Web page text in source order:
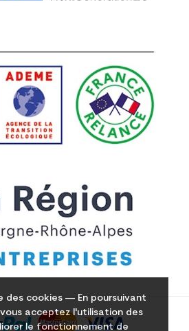
des cookies — En poursuivant
acceptez l'utilisation des
le fonctionnement de